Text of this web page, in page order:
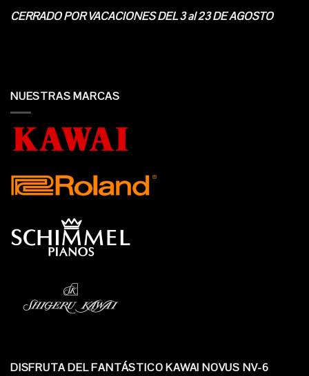
CERRADO POR VACACIONES DEL 3 al 23 DE AGOSTO
NUESTRAS MARCAS
DISFRUTA DEL FANTÁSTICO KAWAI NOVUS NV-6